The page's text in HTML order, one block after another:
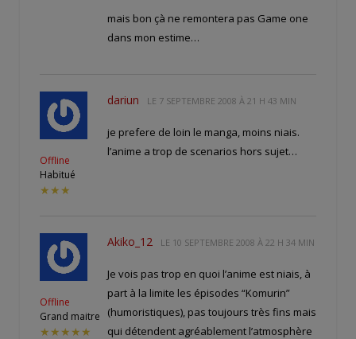
mais bon çà ne remontera pas Game one
dans mon estime…
Offline
Habitué
★★★
dariun LE 7 SEPTEMBRE 2008 À 21 H 43 MIN
je prefere de loin le manga, moins niais.
l’anime a trop de scenarios hors sujet…
Offline
Grand maitre
★★★★★
Akiko_12 LE 10 SEPTEMBRE 2008 À 22 H 34 MIN
Je vois pas trop en quoi l’anime est niais, à
part à la limite les épisodes “Komurin”
(humoristiques), pas toujours très fins mais
qui détendent agréablement l’atmosphère